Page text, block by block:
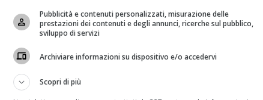
Pubblicità e contenuti personalizzati, misurazione delle
prestazioni dei contenuti e degli annunci, ricerche sul pubblico,
sviluppo di servizi
Archiviare informazioni su dispositivo e/o accedervi
Scopri di più